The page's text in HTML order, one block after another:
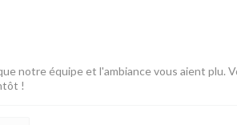
notre équipe et l'ambiance vous aient plu.
!